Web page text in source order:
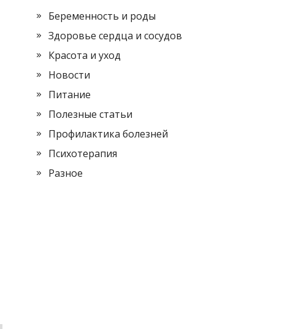
Беременность и роды
Здоровье сердца и сосудов
Красота и уход
Новости
Питание
Полезные статьи
Профилактика болезней
Психотерапия
Разное